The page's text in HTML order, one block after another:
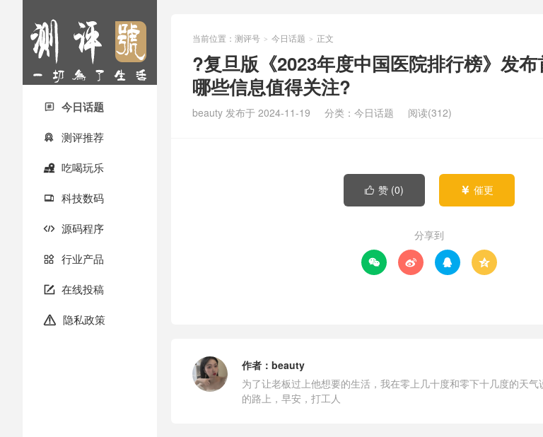
 今日话题
 测评推荐
 吃喝玩乐
 科技数码
 源码程序
 行业产品
 在线投稿
 隐私政策
当前位置： 测评号 > 今日话题 > 正文
?复旦版《2023年度中国医院排行榜》发
哪些信息值得关注?
beauty 发布于 2024-11-19 分类： 今日话题 阅读(312)
 赞 (0)  催更
分享到
   
作者： beauty
为了让老板过上他想要的生活，我在零上几十度和零下十几度的天
的路上，早安，打工人